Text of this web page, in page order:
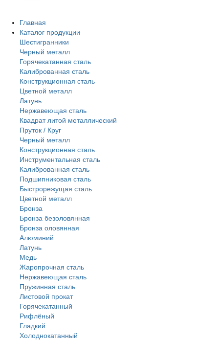
Главная
Каталог продукции
Шестигранники
Черный металл
Горячекатанная сталь
Калиброванная сталь
Конструкционная сталь
Цветной металл
Латунь
Нержавеющая сталь
Квадрат литой металлический
Пруток / Круг
Черный металл
Конструкционная сталь
Инструментальная сталь
Калиброванная сталь
Подшипниковая сталь
Быстрорежущая сталь
Цветной металл
Бронза
Бронза безоловянная
Бронза оловянная
Алюминий
Латунь
Медь
Жаропрочная сталь
Нержавеющая сталь
Пружинная сталь
Листовой прокат
Горячекатанный
Рифлёный
Гладкий
Холоднокатанный